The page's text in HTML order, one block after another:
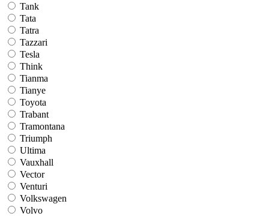
Tank
Tata
Tatra
Tazzari
Tesla
Think
Tianma
Tianye
Toyota
Trabant
Tramontana
Triumph
Ultima
Vauxhall
Vector
Venturi
Volkswagen
Volvo